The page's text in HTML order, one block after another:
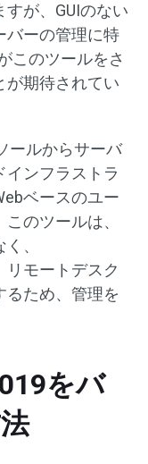
が、GUIのない
バーの管理に特
このツールをさ
が期待されてい
ールからサーバ
ンフラストラ
ベースのユー
のツールは、
、
リモートデスク
るため、管理を
をバ